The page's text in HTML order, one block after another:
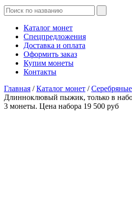
Каталог монет
Спецпредложения
Доставка и оплата
Оформить заказ
Купим монеты
Контакты
Главная /Каталог монет /
Длинноклювый пыжик, только в
3 монеты. Цена набора 19 500 руб